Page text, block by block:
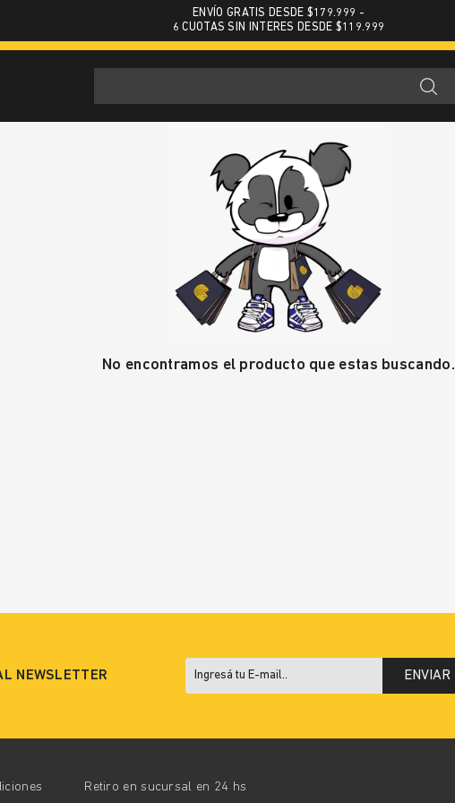
ENVÍO GRATIS DESDE $179.999 -
6 CUOTAS SIN INTERES DESDE $119.999
No encontramos el producto que estas buscando.
NEWSLETTER ENVIAR
Retiro en sucursal en 24 hs